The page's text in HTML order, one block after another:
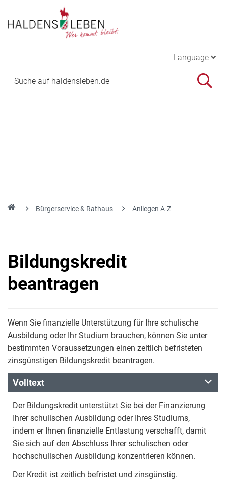
Language
Bürgerservice & Rathaus Anliegen A-Z
Bildungskredit
beantragen
Wenn Sie finanzielle Unterstützung für Ihre schulische
Ausbildung oder Ihr Studium brauchen, können Sie unter
bestimmten Voraussetzungen einen zeitlich befristeten
zinsgünstigen Bildungskredit beantragen.
Volltext
Der Bildungskredit unterstützt Sie bei der Finanzierung
Ihrer schulischen Ausbildung oder Ihres Studiums,
indem er Ihnen finanzielle Entlastung verschafft, damit
Sie sich auf den Abschluss Ihrer schulischen oder
hochschulischen Ausbildung konzentrieren können.
Der Kredit ist zeitlich befristet und zinsgünstig.